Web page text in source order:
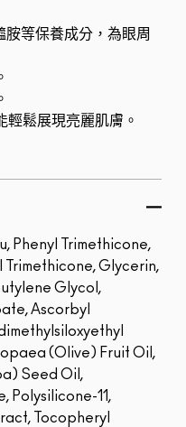
等保養成分，為眼周
輕鬆展現亮麗肌膚。
Phenyl Trimethicone,
Trimethicone, Glycerin,
Glycol,
Ascorbyl
(Olive) Fruit Oil,
Seed Oil,
Polysilicone-11,
Tocopheryl